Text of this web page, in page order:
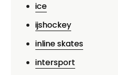
ice
ijshockey
inline skates
intersport